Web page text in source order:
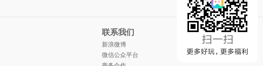
联系我们
新浪微博
微信公众平台